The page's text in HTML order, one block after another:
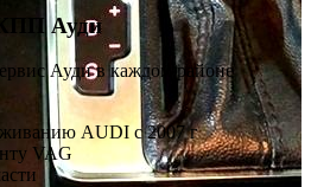
Ауди
Ауди в каждом районе
AUDI с 2007 г
VAG